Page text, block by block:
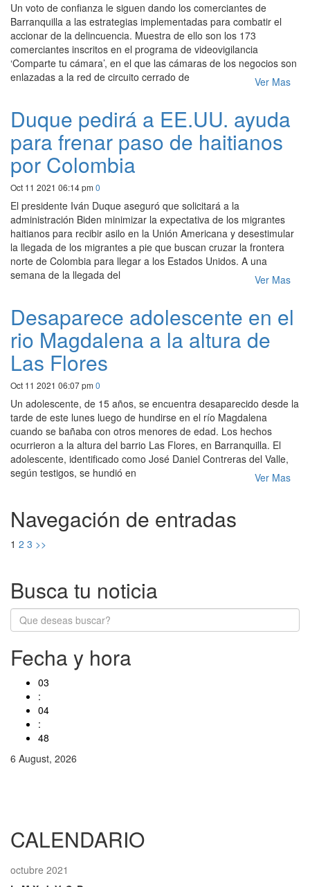
Un voto de confianza le siguen dando los comerciantes de
Barranquilla a las estrategias implementadas para combatir el
accionar de la delincuencia. Muestra de ello son los 173
comerciantes inscritos en el programa de videovigilancia
‘Comparte tu cámara’, en el que las cámaras de los negocios son
enlazadas a la red de circuito cerrado de
Ver Mas
Duque pedirá a EE.UU. ayuda
para frenar paso de haitianos
por Colombia
Oct 11 2021 06:14 pm 0
El presidente Iván Duque aseguró que solicitará a la
administración Biden minimizar la expectativa de los migrantes
haitianos para recibir asilo en la Unión Americana y desestimular
la llegada de los migrantes a pie que buscan cruzar la frontera
norte de Colombia para llegar a los Estados Unidos. A una
semana de la llegada del
Ver Mas
Desaparece adolescente en el
rio Magdalena a la altura de
Las Flores
Oct 11 2021 06:07 pm 0
Un adolescente, de 15 años, se encuentra desaparecido desde la
tarde de este lunes luego de hundirse en el río Magdalena
cuando se bañaba con otros menores de edad. Los hechos
ocurrieron a la altura del barrio Las Flores, en Barranquilla. El
adolescente, identificado como José Daniel Contreras del Valle,
según testigos, se hundió en
Ver Mas
Navegación de entradas
1 2 3 >>
Busca tu noticia
Fecha y hora
03
:
04
:
48
6 August, 2026
CALENDARIO
octubre 2021